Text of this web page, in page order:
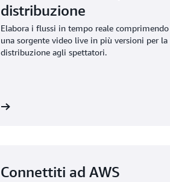
distribuzione
Elabora i flussi in tempo reale comprimendo
una sorgente video live in più versioni per la
distribuzione agli spettatori.
Connettiti ad AWS